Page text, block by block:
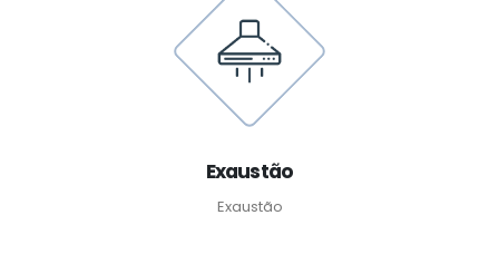
Exaustão
Exaustão